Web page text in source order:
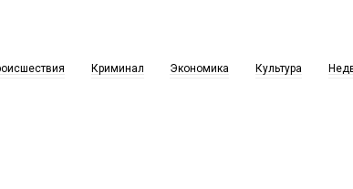
Криминал Экономика Культура